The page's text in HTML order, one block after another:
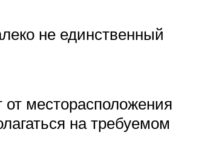
не единственный
от месторасположения
на требуемом